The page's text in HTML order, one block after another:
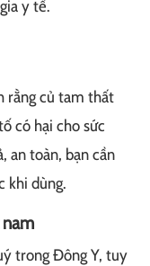
y tế.
rằng củ tam thất
có hại cho sức
an toàn, bạn cần
khi dùng.
trong Đông Y, tuy